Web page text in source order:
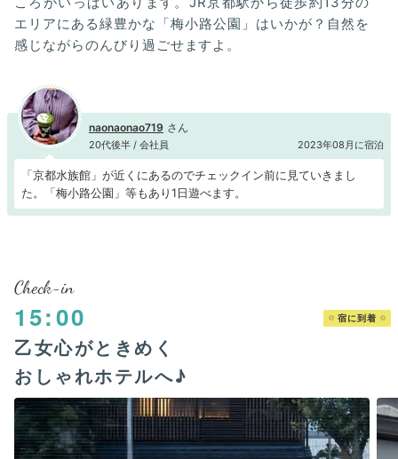
エリアにある緑豊かな「梅小路公園」はいかが？自然を
感じながらのんびり過ごせますよ。
naonaonao719
20代後半 / 会社員 2023年08月に宿泊
「京都水族館」が近くにあるのでチェックイン前に見ていきまし
た。「梅小路公園」等もあり1日遊べます。
Check-in
15:00 宿に到着
乙女心がときめく
おしゃれホテルへ♪